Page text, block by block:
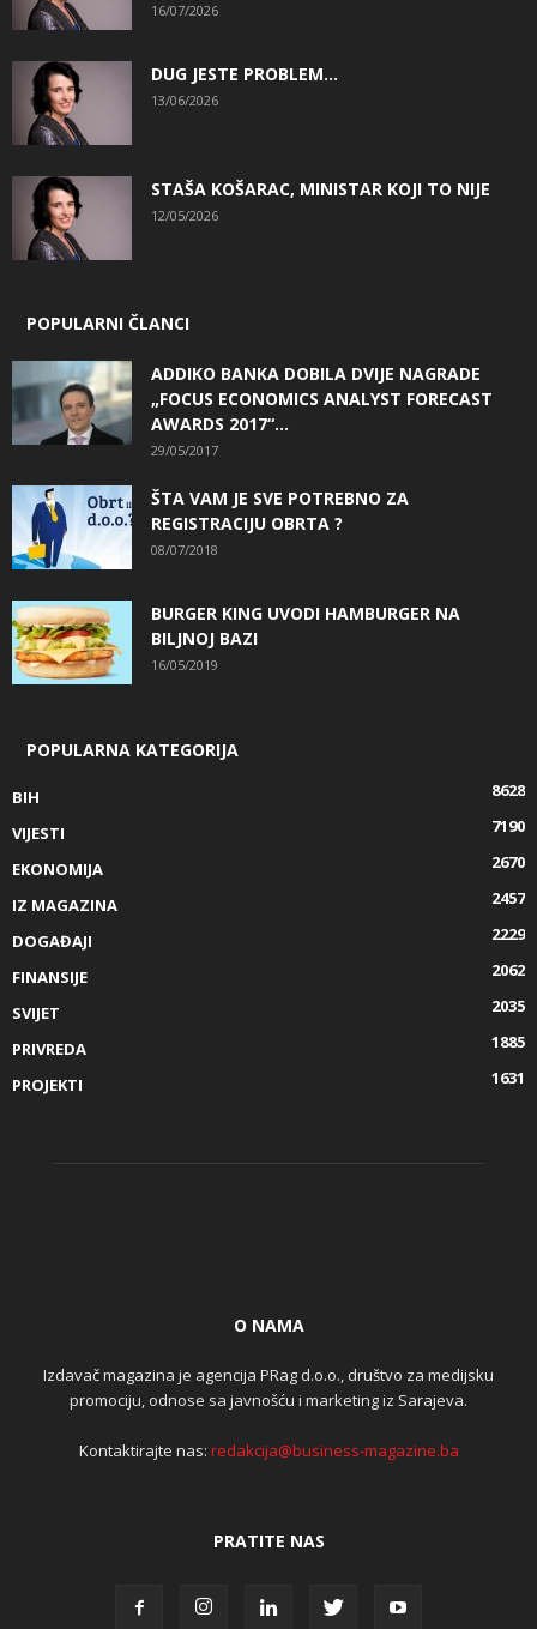
16/07/2026
DUG JESTE PROBLEM…
13/06/2026
STAŠA KOŠARAC, MINISTAR KOJI TO NIJE
12/05/2026
POPULARNI ČLANCI
ADDIKO BANKA DOBILA DVIJE NAGRADE
„FOCUS ECONOMICS ANALYST FORECAST
AWARDS 2017“...
29/05/2017
ŠTA VAM JE SVE POTREBNO ZA
REGISTRACIJU OBRTA ?
08/07/2018
BURGER KING UVODI HAMBURGER NA
BILJNOJ BAZI
16/05/2019
POPULARNA KATEGORIJA
BIH
8628
VIJESTI
7190
EKONOMIJA
2670
IZ MAGAZINA
2457
DOGAĐAJI
2229
FINANSIJE
2062
SVIJET
2035
PRIVREDA
1885
PROJEKTI
1631
O NAMA
Izdavač magazina je agencija PRag d.o.o., društvo za medijsku
promociju, odnose sa javnošću i marketing iz Sarajeva.
Kontaktirajte nas: redakcija@business-magazine.ba
PRATITE NAS